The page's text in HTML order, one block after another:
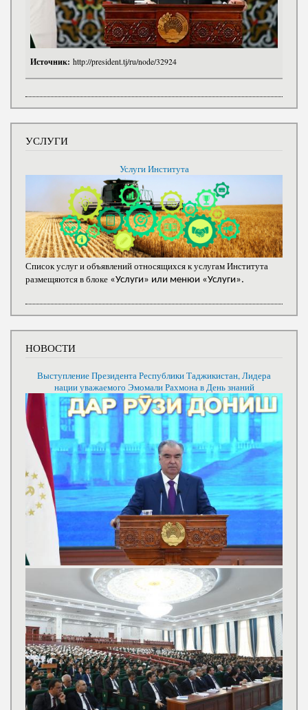
Источник: http://president.tj/ru/node/32924
УСЛУГИ
Услуги Института
Список услуг и объявлений относящихся к услугам Института
размещяются в блоке «Услуги» или менюи «Услуги».
НОВОСТИ
Выступление Президента Республики Таджикистан, Лидера
нации уважаемого Эмомали Рахмона в День знаний